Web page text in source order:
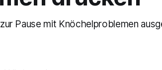
Pause mit Knöchelproblemen